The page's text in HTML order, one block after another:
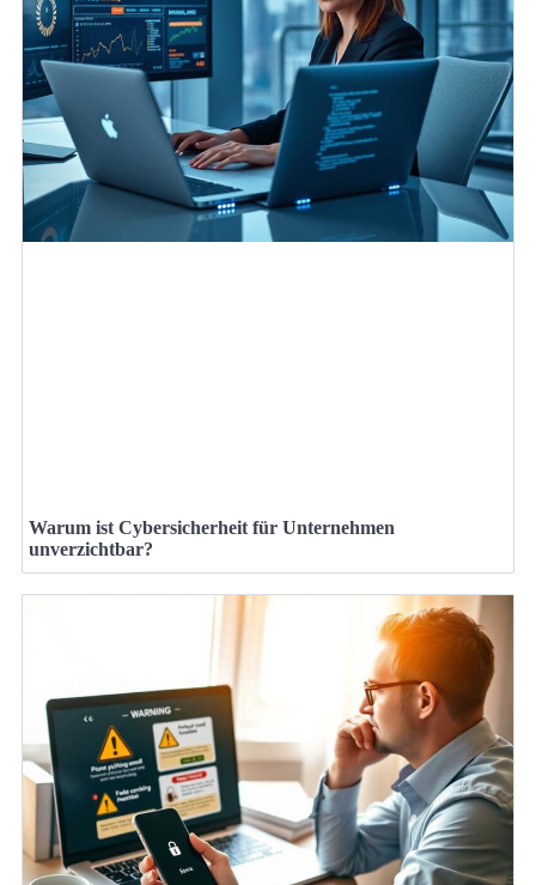
Warum ist Cybersicherheit für Unternehmen
unverzichtbar?